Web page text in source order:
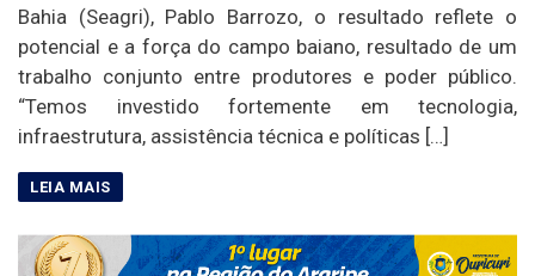
Bahia (Seagri), Pablo Barrozo, o resultado reflete o
potencial e a força do campo baiano, resultado de um
trabalho conjunto entre produtores e poder público.
“Temos investido fortemente em tecnologia,
infraestrutura, assistência técnica e políticas […]